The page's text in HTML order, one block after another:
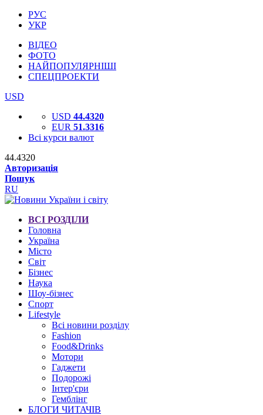
РУС
УКР
ВІДЕО
ФОТО
НАЙПОПУЛЯРНІШІ
СПЕЦПРОЕКТИ
USD
USD 44.4320
EUR 51.3316
Всі курси валют
44.4320
Авторизація
Пошук
RU
ВСІ РОЗДІЛИ
Головна
Україна
Місто
Світ
Бізнес
Наука
Шоу-бізнес
Спорт
Lifestyle
Всі новини розділу
Fashion
Food&Drinks
Мотори
Гаджети
Подорожі
Інтер'єри
Гемблінг
БЛОГИ ЧИТАЧІВ